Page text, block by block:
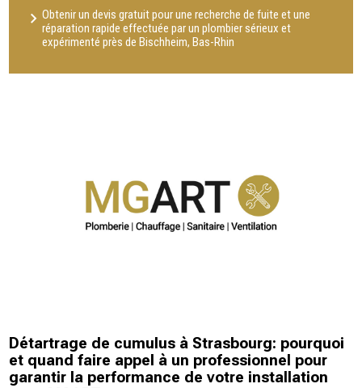
Obtenir un devis gratuit pour une recherche de fuite et une
réparation rapide effectuée par un plombier sérieux et
expérimenté près de Bischheim, Bas-Rhin
Détartrage de cumulus à Strasbourg: pourquoi
et quand faire appel à un professionnel pour
garantir la performance de votre installation